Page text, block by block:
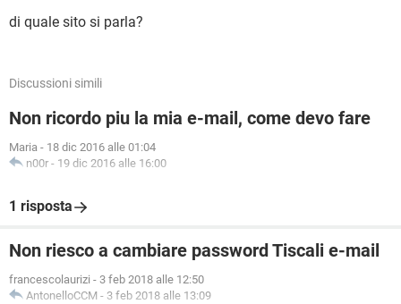
di quale sito si parla?
Discussioni simili
Non ricordo piu la mia e-mail, come devo fare
Maria - 18 dic 2016 alle 01:04
n00r - 19 dic 2016 alle 16:00
1 risposta
Non riesco a cambiare password Tiscali e-mail
francescolaurizi - 3 feb 2018 alle 12:50
AntonelloCCM - 3 feb 2018 alle 13:09